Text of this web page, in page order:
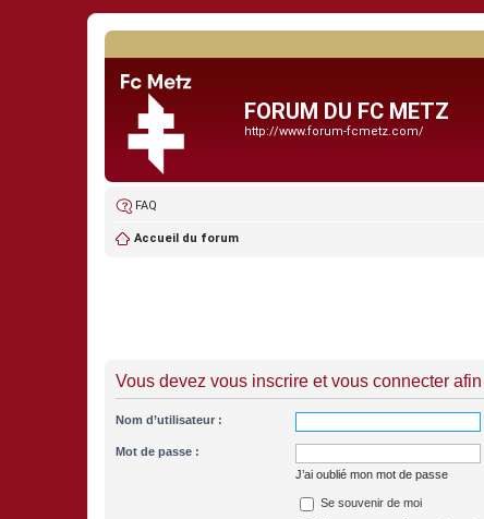
FORUM DU FC METZ
http://www.forum-fcmetz.com/
FAQ
Accueil du forum
Vous devez vous inscrire et vous connecter
Nom d’utilisateur :
Mot de passe :
J’ai oublié mon mot de passe
Se souvenir de moi